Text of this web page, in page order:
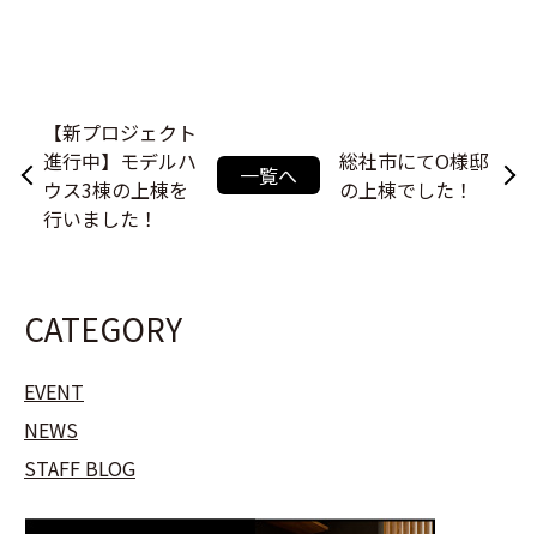
【新プロジェクト
進行中】モデルハ
ウス3棟の上棟を
行いました！
一覧へ
総社市にてO様邸
の上棟でした！
CATEGORY
EVENT
NEWS
STAFF BLOG